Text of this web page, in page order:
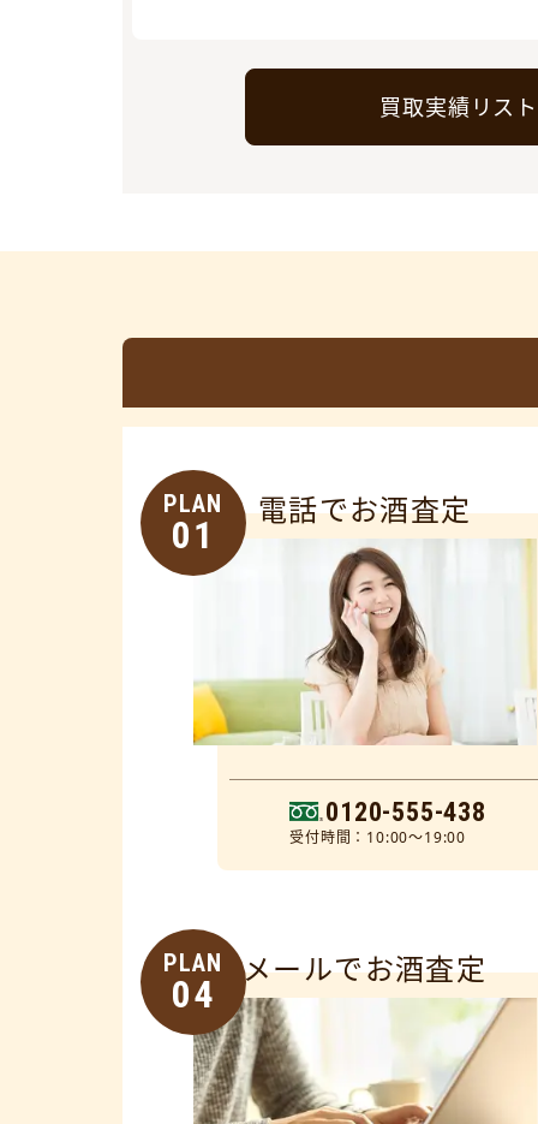
買取実績リスト
PLAN
01
電話でお酒査定
0120-555-438
受付時間：10:00～19:00
PLAN
04
メールでお酒査定